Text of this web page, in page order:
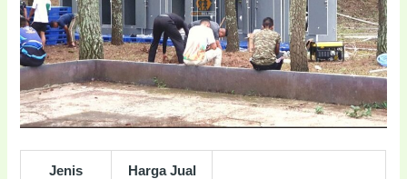
Jenis
Harga Jual